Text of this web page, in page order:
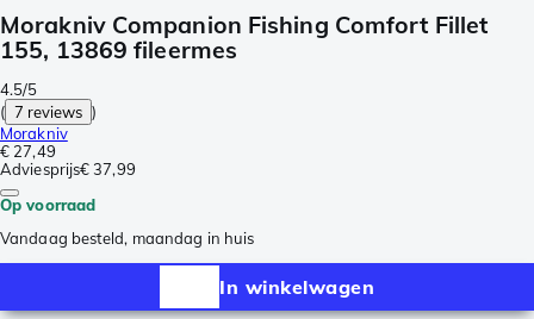
Morakniv Companion Fishing Comfort Fillet
155, 13869 fileermes
4.5/5
( 7 reviews )
Morakniv
€ 27,49
Adviesprijs€ 37,99
Op voorraad
Vandaag besteld, maandag in huis
In winkelwagen